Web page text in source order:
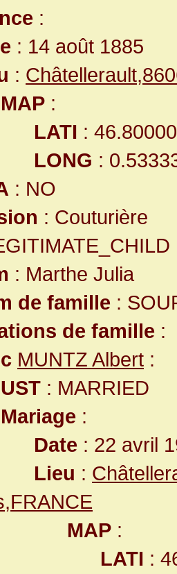
:
: 14 août 1885
:
MAP :
LATI :
LONG :
: NO
: Couturière
: Marthe Julia
de famille :
de famille :
MUNTZ Albert :
UST : MARRIED
Mariage :
Date : 22 avril
Lieu :
MAP :
LATI :